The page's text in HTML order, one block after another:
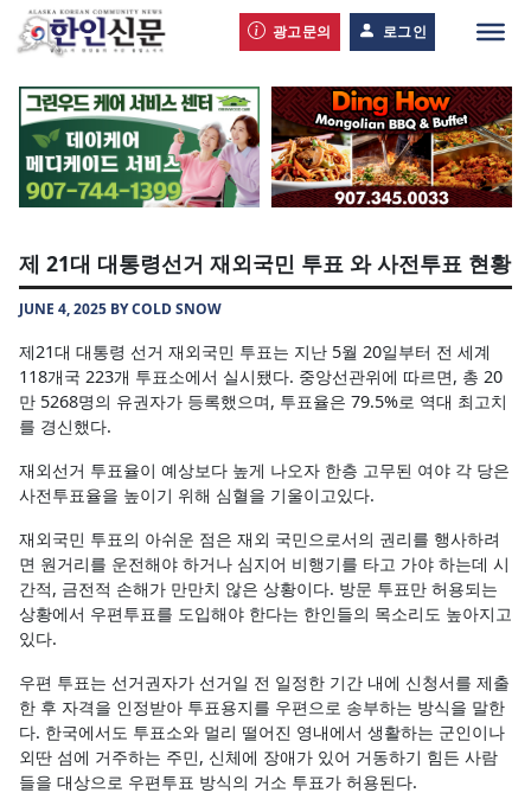
광고문의 로그인
제 21대 대통령선거 재외국민 투표 와 사전투표 현황
JUNE 4, 2025 BY COLD SNOW
제21대 대통령 선거 재외국민 투표는 지난 5월 20일부터 전 세계
118개국 223개 투표소에서 실시됐다. 중앙선관위에 따르면, 총 20
만 5268명의 유권자가 등록했으며, 투표율은 79.5%로 역대 최고치
를 경신했다.
재외선거 투표율이 예상보다 높게 나오자 한층 고무된 여야 각 당은
사전투표율을 높이기 위해 심혈을 기울이고있다.
재외국민 투표의 아쉬운 점은 재외 국민으로서의 권리를 행사하려
면 원거리를 운전해야 하거나 심지어 비행기를 타고 가야 하는데 시
간적, 금전적 손해가 만만치 않은 상황이다. 방문 투표만 허용되는
상황에서 우편투표를 도입해야 한다는 한인들의 목소리도 높아지고
있다.
우편 투표는 선거권자가 선거일 전 일정한 기간 내에 신청서를 제출
한 후 자격을 인정받아 투표용지를 우편으로 송부하는 방식을 말한
다. 한국에서도 투표소와 멀리 떨어진 영내에서 생활하는 군인이나
외딴 섬에 거주하는 주민, 신체에 장애가 있어 거동하기 힘든 사람
들을 대상으로 우편투표 방식의 거소 투표가 허용된다.